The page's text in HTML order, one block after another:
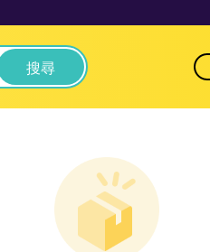
搜尋